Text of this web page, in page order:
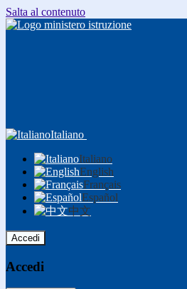
Salta al contenuto
Italiano
Italiano
English
Français
Español
中文
Accedi
Accedi